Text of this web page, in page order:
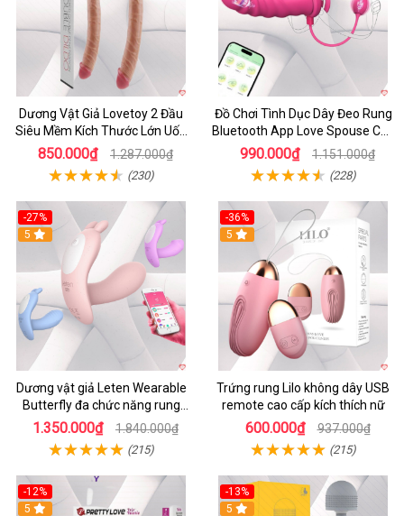
Dương Vật Giả Lovetoy 2 Đầu
Siêu Mềm Kích Thước Lớn Uốn
Cong
850.000₫ 1.287.000₫
(230)
Đồ Chơi Tình Dục Dây Đeo Rung
Bluetooth App Love Spouse Cho
Les
990.000₫ 1.151.000₫
(228)
-27%
5
Dương vật giả Leten Wearable
Butterfly đa chức năng rung
mạnh điều khiển app bluetooth
1.350.000₫ 1.840.000₫
(215)
-36%
5
Trứng rung Lilo không dây USB
remote cao cấp kích thích nữ
600.000₫ 937.000₫
(215)
-12%
5
-13%
5